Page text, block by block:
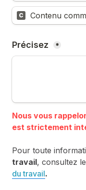
C Contenu
Précisez *
Nous vous
Pour toute
travail, consultez
du travail